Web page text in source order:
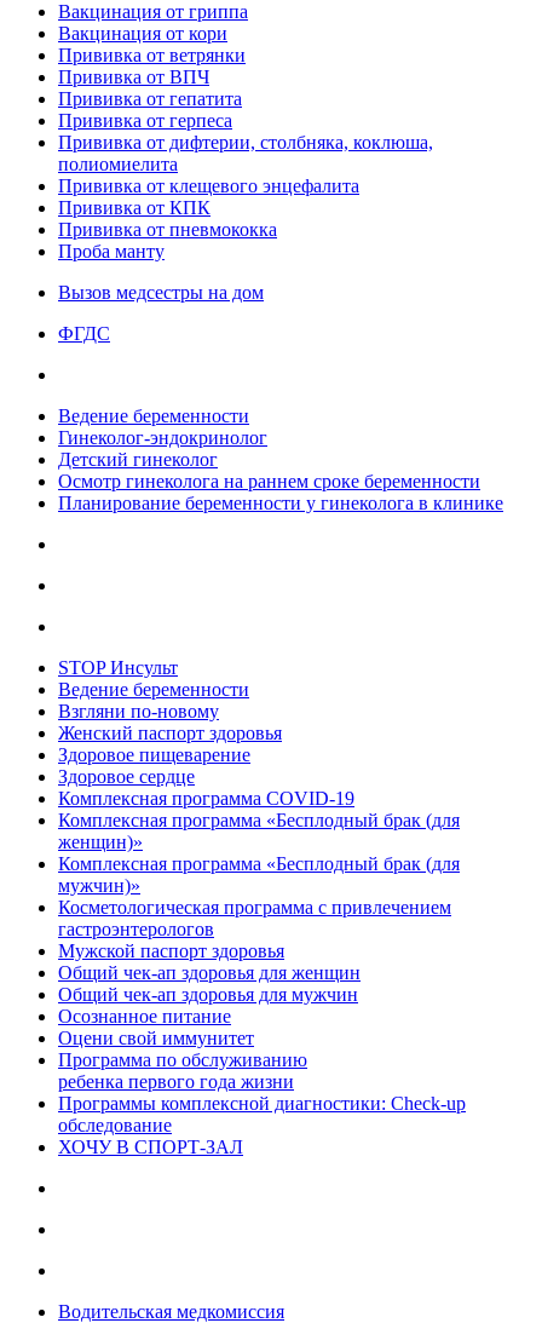
Вакцинация от гриппа
Вакцинация от кори
Прививка от ветрянки
Прививка от ВПЧ
Прививка от гепатита
Прививка от герпеса
Прививка от дифтерии, столбняка, коклюша,
полиомиелита
Прививка от клещевого энцефалита
Прививка от КПК
Прививка от пневмококка
Проба манту
Вызов медсестры на дом
ФГДС
Ведение беременности
Гинеколог-эндокринолог
Детский гинеколог
Осмотр гинеколога на раннем сроке беременности
Планирование беременности у гинеколога в клинике
STOP Инсульт
Ведение беременности
Взгляни по-новому
Женский паспорт здоровья
Здоровое пищеварение
Здоровое сердце
Комплексная программа COVID-19
Комплексная программа «Бесплодный брак (для
женщин)»
Комплексная программа «Бесплодный брак (для
мужчин)»
Косметологическая программа с привлечением
гастроэнтерологов
Мужской паспорт здоровья
Общий чек-ап здоровья для женщин
Общий чек-ап здоровья для мужчин
Осознанное питание
Оцени свой иммунитет
Программа по обслуживанию
ребенка первого года жизни
Программы комплексной диагностики: Check-up
обследование
ХОЧУ В CПОРТ-ЗАЛ
Водительская медкомиссия